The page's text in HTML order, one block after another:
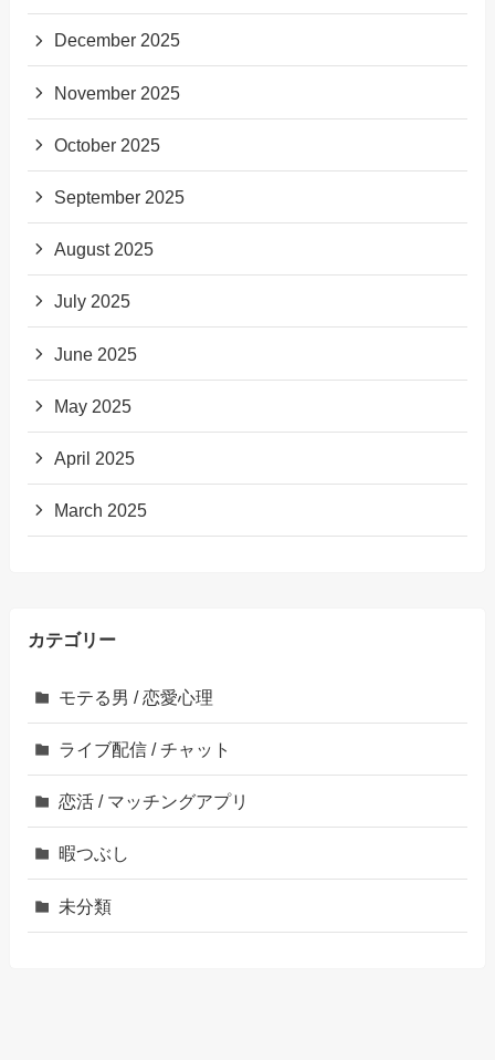
December 2025
November 2025
October 2025
September 2025
August 2025
July 2025
June 2025
May 2025
April 2025
March 2025
カテゴリー
モテる男 / 恋愛心理
ライブ配信 / チャット
恋活 / マッチングアプリ
暇つぶし
未分類